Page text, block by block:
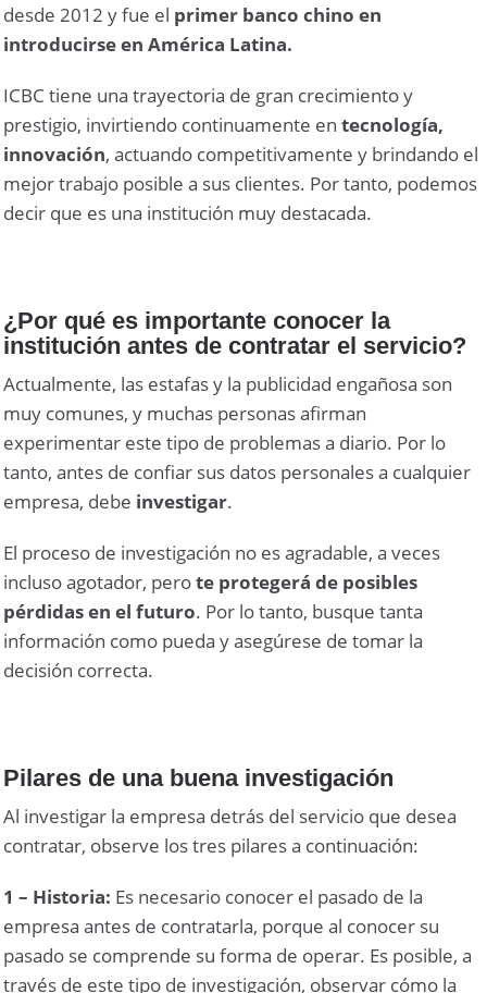
desde 2012 y fue el primer banco chino en
introducirse en América Latina.
ICBC tiene una trayectoria de gran crecimiento y
prestigio, invirtiendo continuamente entecnología,
innovación, actuando competitivamente y brindando el
mejor trabajo posible a sus clientes. Por tanto, podemos
decir que es una institución muy destacada.
¿Por qué es importante conocer la
institución antes de contratar el servicio?
Actualmente, las estafas y la publicidad engañosa son
muy comunes, y muchas personas afirman
experimentar este tipo de problemas a diario. Por lo
tanto, antes de confiar sus datos personales a cualquier
empresa, debe investigar.
El proceso de investigación no es agradable, a veces
incluso agotador, perote protegerá de posibles
pérdidas en el futuro. Por lo tanto, busque tanta
información como pueda y asegúrese de tomar la
decisión correcta.
Pilares de una buena investigación
Al investigar la empresa detrás del servicio que desea
contratar, observe los tres pilares a continuación:
1 – Historia: Es necesario conocer el pasado de la
empresa antes de contratarla, porque al conocer su
pasado se comprende su forma de operar. Es posible, a
través de este tipo de investigación, observar cómo la